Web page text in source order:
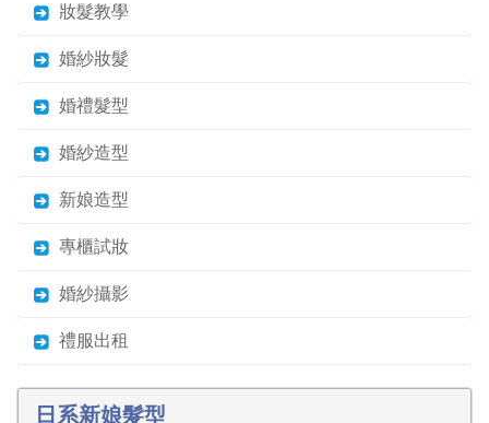
妝髮教學
婚紗妝髮
婚禮髮型
婚紗造型
新娘造型
專櫃試妝
婚紗攝影
禮服出租
日系新娘髮型